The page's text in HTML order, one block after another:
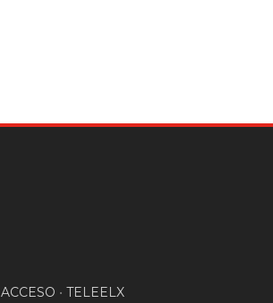
ACCESO • TELEELX